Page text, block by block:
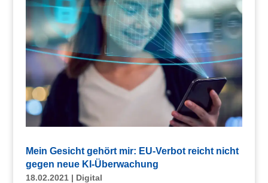
Mein Gesicht gehört mir: EU-Verbot reicht nicht
gegen neue KI-Überwachung
18.02.2021| Digital